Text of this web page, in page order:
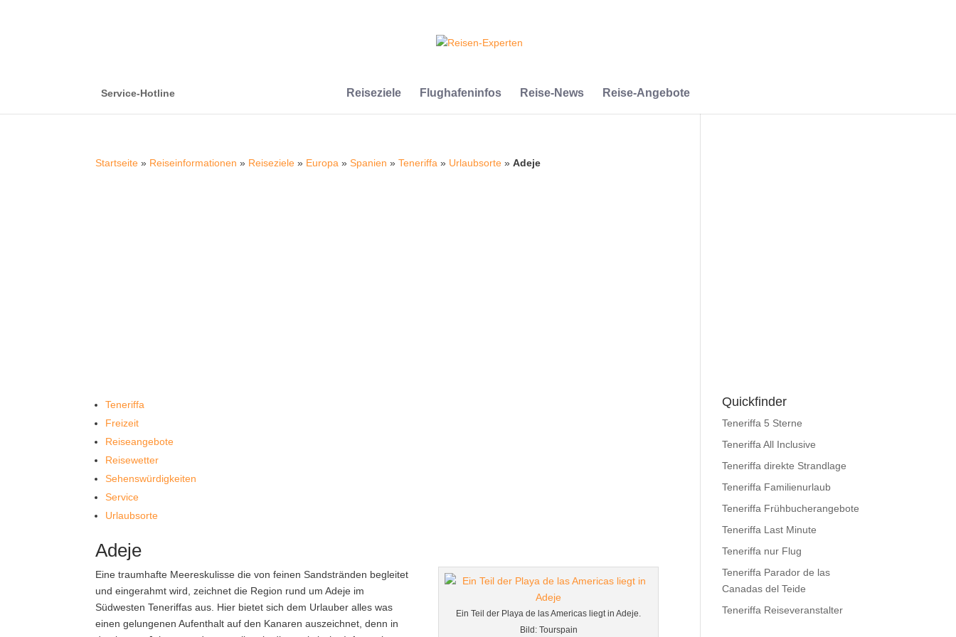
Service-Hotline Reiseziele Flughafeninfos Reise-News Reise-Angebote
Startseite » Reiseinformationen » Reiseziele » Europa »Spanien »Teneriffa » Urlaubsorte »Adeje
Teneriffa
Freizeit
Reiseangebote
Reisewetter
Sehenswürdigkeiten
Service
Urlaubsorte
Adeje
Ein Teil der Playa de las Americas liegt in Adeje.
Bild: Tourspain
Eine traumhafte Meereskulisse die von feinen Sandstränden begleitet
und eingerahmt wird, zeichnet die Region rund um Adeje im
Südwesten Teneriffas aus. Hier bietet sich dem Urlauber alles was
einen gelungenen Aufenthalt auf den Kanaren auszeichnet, denn in
Quickfinder
Teneriffa 5 Sterne
Teneriffa All Inclusive
Teneriffa direkte Strandlage
Teneriffa Familienurlaub
Teneriffa Frühbucherangebote
Teneriffa Last Minute
Teneriffa nur Flug
Teneriffa Parador de las
Canadas del Teide
Teneriffa Reiseveranstalter